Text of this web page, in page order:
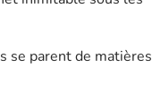
se parent de matières